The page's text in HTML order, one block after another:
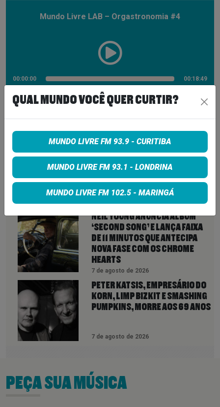
Mundo Livre LAB – Orgastronomia #4
00:00:00 00:18:49
VEJA TAMBÉM
LINDSEY BUCKINGHAM REVELA
NICKS E INDICA NOVIDADES DO
FLEETWOOD MAC PARA 2027
NEIL YOUNG ANUNCIA ÁLBUM
‘SECOND SONG’ E LANÇA FAIXA
DE 11 MINUTOS QUE ANTECIPA
NOVA FASE COM OS CHROME
HEARTS
7 de agosto de 2026
PETER KATSIS, EMPRESÁRIO DO
KORN, LIMP BIZKIT E SMASHING
PUMPKINS, MORRE AOS 69 ANOS
7 de agosto de 2026
PEÇA SUA MÚSICA
QUAL MUNDO VOCÊ QUER CURTIR?
MUNDO LIVRE FM 93.9 - CURITIBA
MUNDO LIVRE FM 93.1 - LONDRINA
MUNDO LIVRE FM 102.5 - MARINGÁ